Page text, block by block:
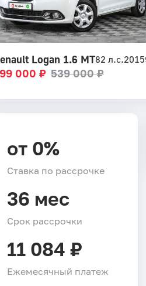
Logan 1.6 MT82 л.с.2015
000 ₽ 539 000 ₽
от 0%
Ставка по рассрочке
36 мес
Срок рассрочки
11 084 ₽
Ежемесячный платеж